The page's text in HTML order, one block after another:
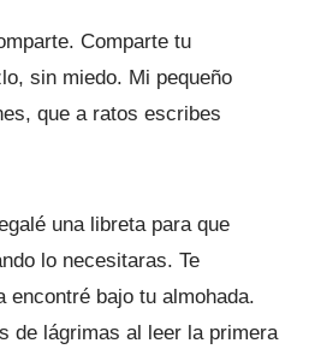
Comparte tu
sin miedo. Mi pequeño
que a ratos escribes
una libreta para que
lo necesitaras. Te
encontré bajo tu almohada.
de lágrimas al leer la primera